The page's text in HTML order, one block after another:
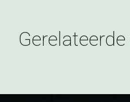
Gerelateerde